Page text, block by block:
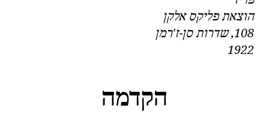
הוצאת פליקס אלקן
108, שדרות סן-ז'רמן
1922
הקדמה